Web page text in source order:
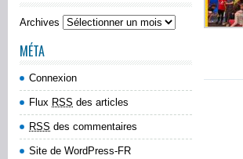
Archives
MÉTA
Connexion
Flux RSS des articles
RSS des commentaires
Site de WordPress-FR